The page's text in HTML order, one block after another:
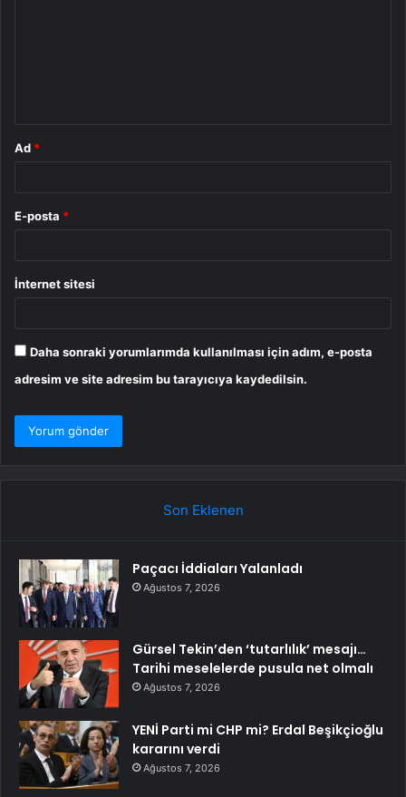
Ad *
E-posta *
İnternet sitesi
Daha sonraki yorumlarımda kullanılması için adım, e-posta
adresim ve site adresim bu tarayıcıya kaydedilsin.
Son Eklenen
Paçacı İddiaları Yalanladı
Ağustos 7, 2026
Gürsel Tekin’den ‘tutarlılık’ mesajı…
Tarihi meselelerde pusula net olmalı
Ağustos 7, 2026
YENİ Parti mi CHP mi? Erdal Beşikçioğlu
kararını verdi
Ağustos 7, 2026